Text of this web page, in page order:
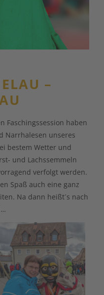
–
Faschingssession haben
Narrhalesen unseres
bestem Wetter und
und Lachssemmeln
verfolgt werden.
Spaß auch eine ganz
Na dann heißt´s nach